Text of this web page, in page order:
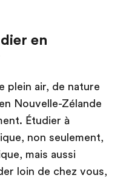
en
plein air, de nature
Nouvelle-Zélande
Étudier à
non seulement,
mais aussi
loin de chez vous,